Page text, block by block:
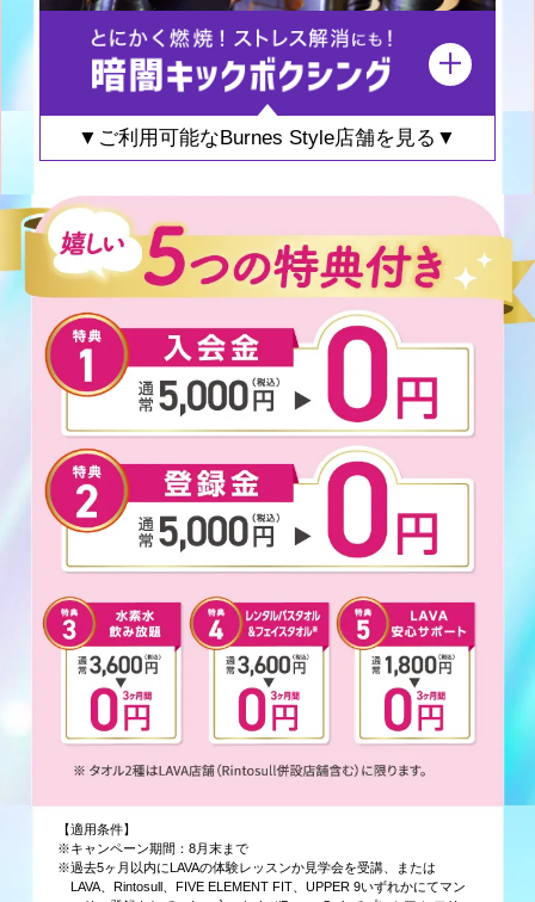
▼ご利用可能なBurnes Style店舗を見る▼
【適用条件】
※キャンペーン期間：8月末まで
※過去5ヶ月以内にLAVAの体験レッスンか見学会を受講、または
LAVA、Rintosull、FIVE ELEMENT FIT、UPPER 9いずれかにてマン